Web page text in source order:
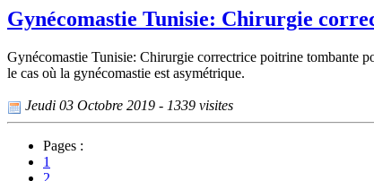
Gynécomastie Tunisie: Chirurgie
Gynécomastie Tunisie: Chirurgie correctrice poitrine tombante
le cas où la gynécomastie est asymétrique.
Jeudi 03 Octobre 2019 - 1339 visites
Pages :
1
2